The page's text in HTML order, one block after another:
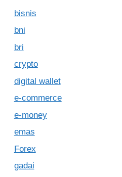
bisnis
bni
bri
crypto
digital wallet
e-commerce
e-money
emas
Forex
gadai